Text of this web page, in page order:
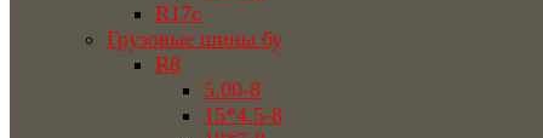
R17c
Грузовые шины бу
R8
5.00-8
15*4.5-8